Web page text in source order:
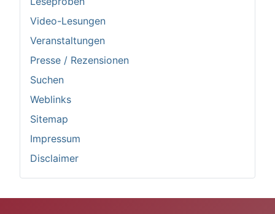
Video-Lesungen
Veranstaltungen
Presse / Rezensionen
Suchen
Weblinks
Sitemap
Impressum
Disclaimer